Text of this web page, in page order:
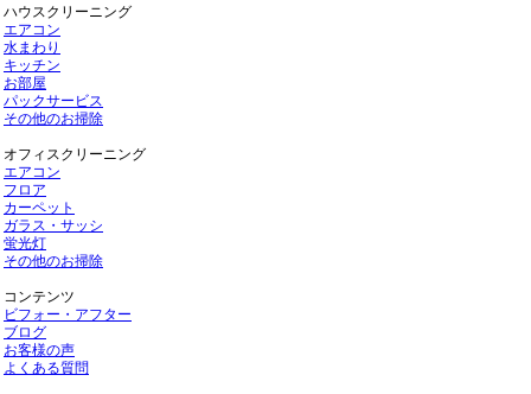
ハウスクリーニング
エアコン
水まわり
キッチン
お部屋
パックサービス
その他のお掃除
オフィスクリーニング
エアコン
フロア
カーペット
ガラス・サッシ
蛍光灯
その他のお掃除
コンテンツ
ビフォー・アフター
ブログ
お客様の声
よくある質問